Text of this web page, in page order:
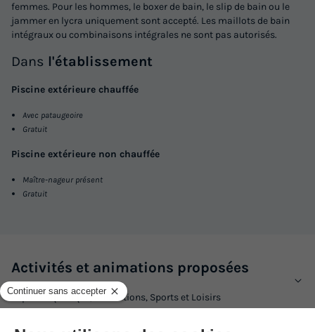
Mobilhome 6 personnes - Bien-être 2ch 6p Signature
Meilleur prix pour 7 nuits
Modifier les dates
femmes. Pour les hommes, le boxer de bain, le slip de bain ou le
jammer en lycra uniquement sont accepté. Les maillots de bain
intégraux ou combinaisons intégrales ne sont pas autorisés.
Dans l'établissement
Piscine extérieure chauffée
Avec pataugeoire
Gratuit
Piscine extérieure non chauffée
Maître-nageur présent
Gratuit
Activités et animations proposées
Espace aquatique, Animations, Sports et Loisirs